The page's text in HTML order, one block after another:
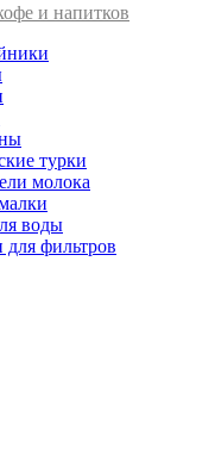
и напитков
турки
молока
воды
фильтров